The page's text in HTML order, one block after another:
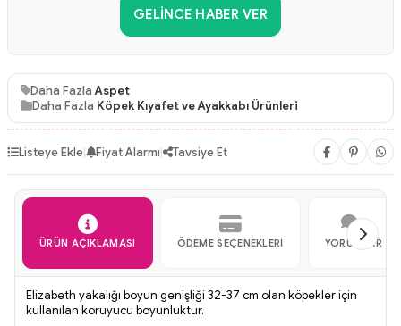
GELINCE HABER VER
Daha FazlaAspet
Daha Fazla Köpek Kıyafet ve Ayakkabı Ürünleri
Listeye Ekle| Fiyat Alarmı| Tavsiye Et
ÜRÜN AÇIKLAMASI ÖDEME SEÇENEKLERI YORUMLAR
Elizabeth yakalığı boyun genişliği 32-37 cm olan köpekler için
kullanılan koruyucu boyunluktur.